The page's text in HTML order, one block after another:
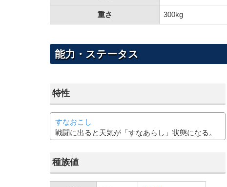
重さ 300kg
能力・ステータス
特性
すなおこし
戦闘に出ると天気が「すなあらし」状態になる。
種族値